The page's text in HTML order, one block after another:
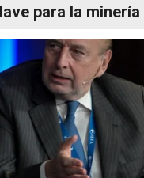
para la minería